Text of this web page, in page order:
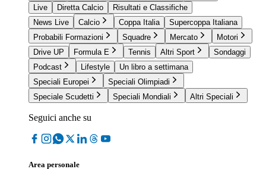
Live
Diretta Calcio
Risultati e Classifiche
News Live
Calcio Coppa Italia
Supercoppa Italiana
Probabili Formazioni
Squadre Mercato
Motori
Drive UP
Formula E Tennis Altri Sport
Sondaggi
Podcast
Lifestyle
Un libro a settimana
Speciali Europei
Speciali Olimpiadi
Speciale Scudetti
Speciali Mondiali Altri Speciali
Seguici anche su
Area personale